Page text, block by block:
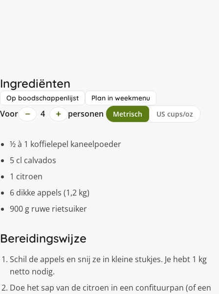
Ingrediënten
Op boodschappenlijst Plan in weekmenu
Voor − 4 + personen Metrisch US cups/oz
½ à 1 koffielepel kaneelpoeder
5 cl calvados
1 citroen
6 dikke appels (1,2 kg)
900 g ruwe rietsuiker
Bereidingswijze
Schil de appels en snij ze in kleine stukjes. Je hebt 1 kg
netto nodig.
Doe het sap van de citroen in een confituurpan (of een